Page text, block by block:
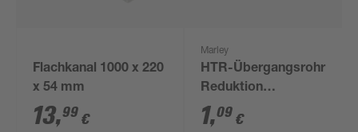
Flachkanal 1000 x 220
x 54 mm
13,99 €
Marley
HTR-Übergangsrohr
Reduktion
exzentrisch DN 50/40
1,09 €